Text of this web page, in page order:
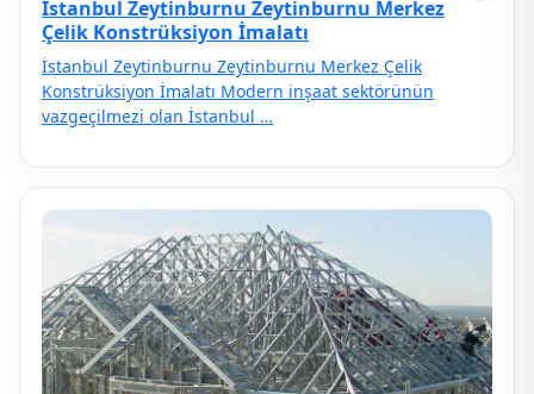
İstanbul Zeytinburnu Zeytinburnu Merkez
Çelik Konstrüksiyon İmalatı
İstanbul Zeytinburnu Zeytinburnu Merkez Çelik
Konstrüksiyon İmalatı Modern inşaat sektörünün
vazgeçilmezi olan İstanbul …